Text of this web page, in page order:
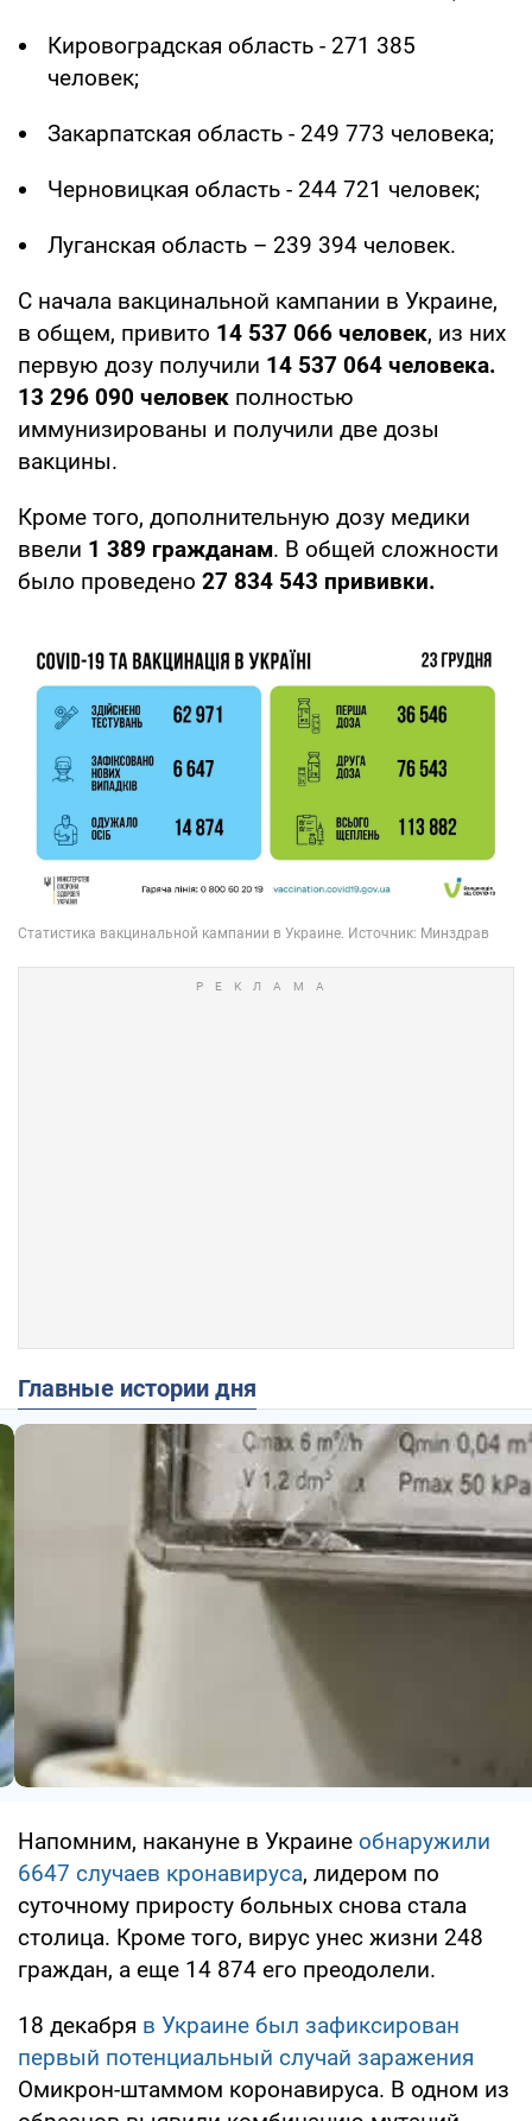
Кировоградская область - 271 385
человек;
Закарпатская область - 249 773 человека;
Черновицкая область - 244 721 человек;
Луганская область – 239 394 человек.
С начала вакцинальной кампании в Украине,
в общем, привито 14 537 066 человек, из них
первую дозу получили 14 537 064 человека.
13 296 090 человек полностью
иммунизированы и получили две дозы
вакцины.
Кроме того, дополнительную дозу медики
ввели 1 389 гражданам. В общей сложности
было проведено 27 834 543 прививки.
Главные истории дня
Напомним, накануне в Украине обнаружили
6647 случаев кронавируса, лидером по
суточному приросту больных снова стала
столица. Кроме того, вирус унес жизни 248
граждан, а еще 14 874 его преодолели.
18 декабря в Украине был зафиксирован
первый потенциальный случай заражения
Омикрон-штаммом коронавируса. В одном из